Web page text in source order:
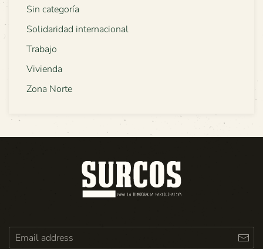
Sin categoría
Solidaridad internacional
Trabajo
Vivienda
Zona Norte